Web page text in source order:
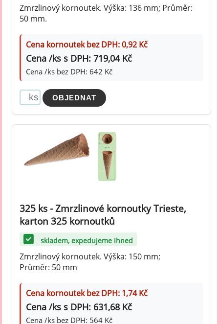
Zmrzlinový kornoutek. Výška: 136 mm; Průměr:
50 mm.
Cena kornoutek bez DPH: 0,92 Kč
Cena /ks s DPH: 719,04 Kč
Cena /ks bez DPH: 642 Kč
325 ks - Zmrzlinové kornoutky Trieste,
karton 325 kornoutků
skladem, expedujeme ihned
Zmrzlinový kornoutek. Výška: 150 mm;
Průměr: 50 mm
Cena kornoutek bez DPH: 1,74 Kč
Cena /ks s DPH: 631,68 Kč
Cena /ks bez DPH: 564 Kč